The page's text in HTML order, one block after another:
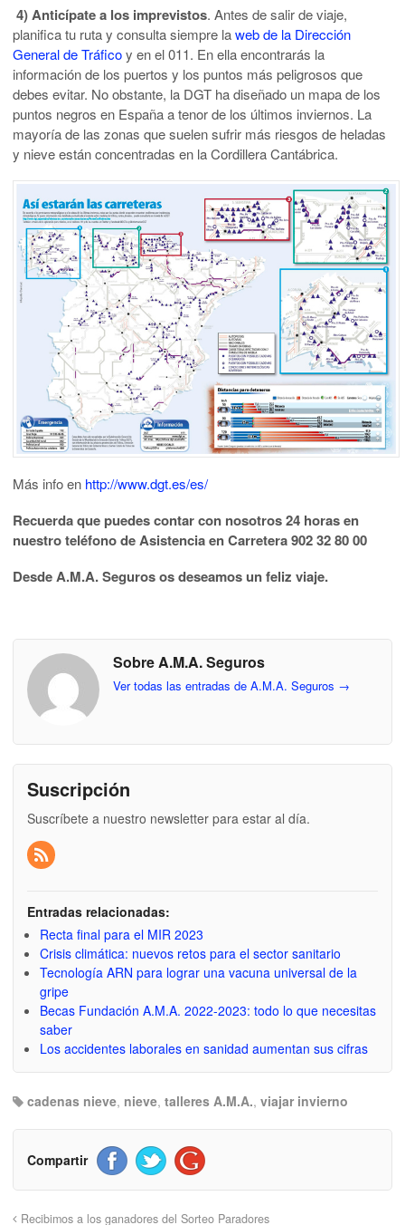
4) Anticípate a los imprevistos. Antes de salir de viaje,
planifica tu ruta y consulta siempre laweb de la Dirección
General de Tráficoy en el 011. En ella encontrarás la
información de los puertos y los puntos más peligrosos que
debes evitar. No obstante, la DGT ha diseñado un mapa de los
puntos negros en España a tenor de los últimos inviernos. La
mayoría de las zonas que suelen sufrir más riesgos de heladas
y nieve están concentradas en la Cordillera Cantábrica.
Más info en http://www.dgt.es/es/
Recuerda que puedes contar con nosotros 24 horas en
nuestro teléfono de Asistencia en Carretera 902 32 80 00
Desde A.M.A. Seguros os deseamos un feliz viaje.
Sobre A.M.A. Seguros
Ver todas las entradas de A.M.A. Seguros →
Suscripción
Suscríbete a nuestro newsletter para estar al día.
Entradas relacionadas:
Recta final para el MIR 2023
Crisis climática: nuevos retos para el sector sanitario
Tecnología ARN para lograr una vacuna universal de la
gripe
Becas Fundación A.M.A. 2022-2023: todo lo que necesitas
saber
Los accidentes laborales en sanidad aumentan sus cifras
cadenas nieve, nieve, talleres A.M.A., viajar invierno
Compartir
Recibimos a los ganadores del Sorteo Paradores